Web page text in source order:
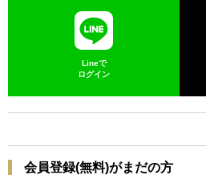
Lineで
ログイン
会員登録(無料)がまだの方